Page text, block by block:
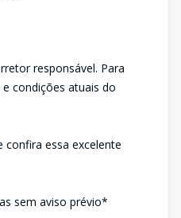
responsável. Para
condições atuais do
confira essa excelente
sem aviso prévio*